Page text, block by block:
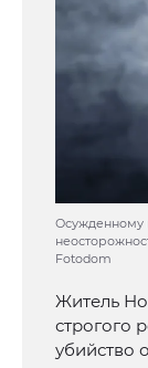
Осужденному
Fotodom
Житель
строгого
убийство